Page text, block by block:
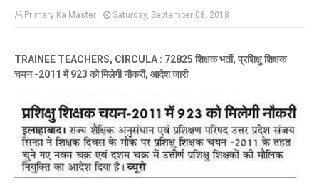
Primary Ka Master Saturday, September 08, 2018
TRAINEE TEACHERS, CIRCULA : 72825 शिक्षक भर्ती, प्रशिक्षु शिक्षक
चयन -2011 में 923 को मिलेगी नौकरी, आदेश जारी